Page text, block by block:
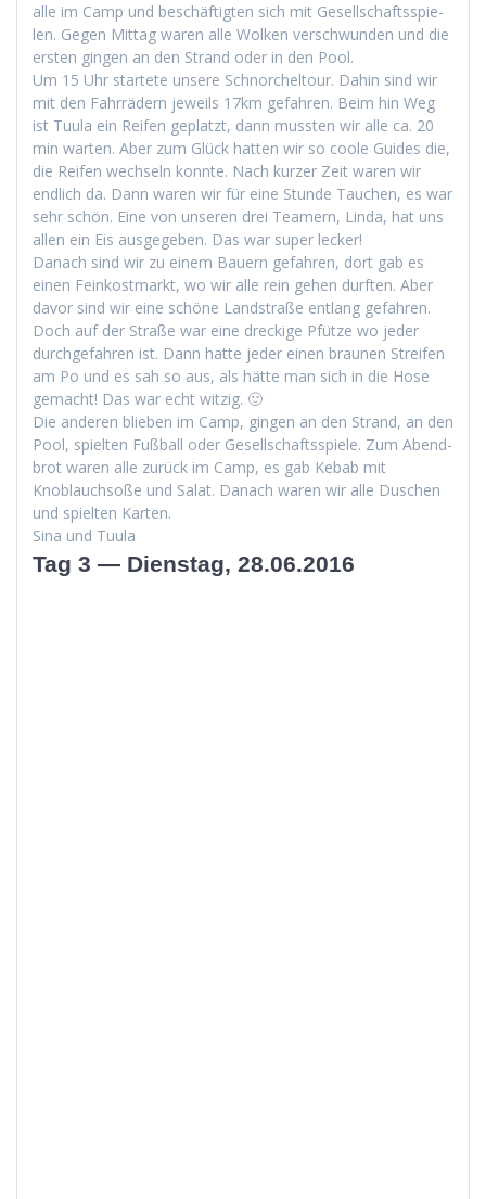
alle im Camp und beschäftigten sich mit Gesellschaftsspie­
len. Gegen Mit­tag waren alle Wolken ver­schwun­den und die
ersten gin­gen an den Strand oder in den Pool.
Um 15 Uhr startete unsere Schnorchel­tour. Dahin sind wir
mit den Fahrrädern jew­eils 17km gefahren. Beim hin Weg
ist Tuu­la ein Reifen geplatzt, dann mussten wir alle ca. 20
min warten. Aber zum Glück hat­ten wir so coole Guides die,
die Reifen wech­seln kon­nte. Nach kurz­er Zeit waren wir
endlich da. Dann waren wir für eine Stunde Tauchen, es war
sehr schön. Eine von unseren drei Team­ern, Lin­da, hat uns
allen ein Eis aus­gegeben. Das war super lecker!
Danach sind wir zu einem Bauern gefahren, dort gab es
einen Feinkost­markt, wo wir alle rein gehen durften. Aber
davor sind wir eine schöne Land­straße ent­lang gefahren.
Doch auf der Straße war eine dreck­ige Pfütze wo jed­er
durchge­fahren ist. Dann hat­te jed­er einen braunen Streifen
am Po und es sah so aus, als hätte man sich in die Hose
gemacht! Das war echt witzig. 🙂
Die anderen blieben im Camp, gin­gen an den Strand, an den
Pool, spiel­ten Fußball oder Gesellschaftsspiele. Zum Abend­
brot waren alle zurück im Camp, es gab Kebab mit
Knoblauch­soße und Salat. Danach waren wir alle Duschen
und spiel­ten Karten.
Sina und Tuula
Tag 3 — Dienstag, 28.06.2016